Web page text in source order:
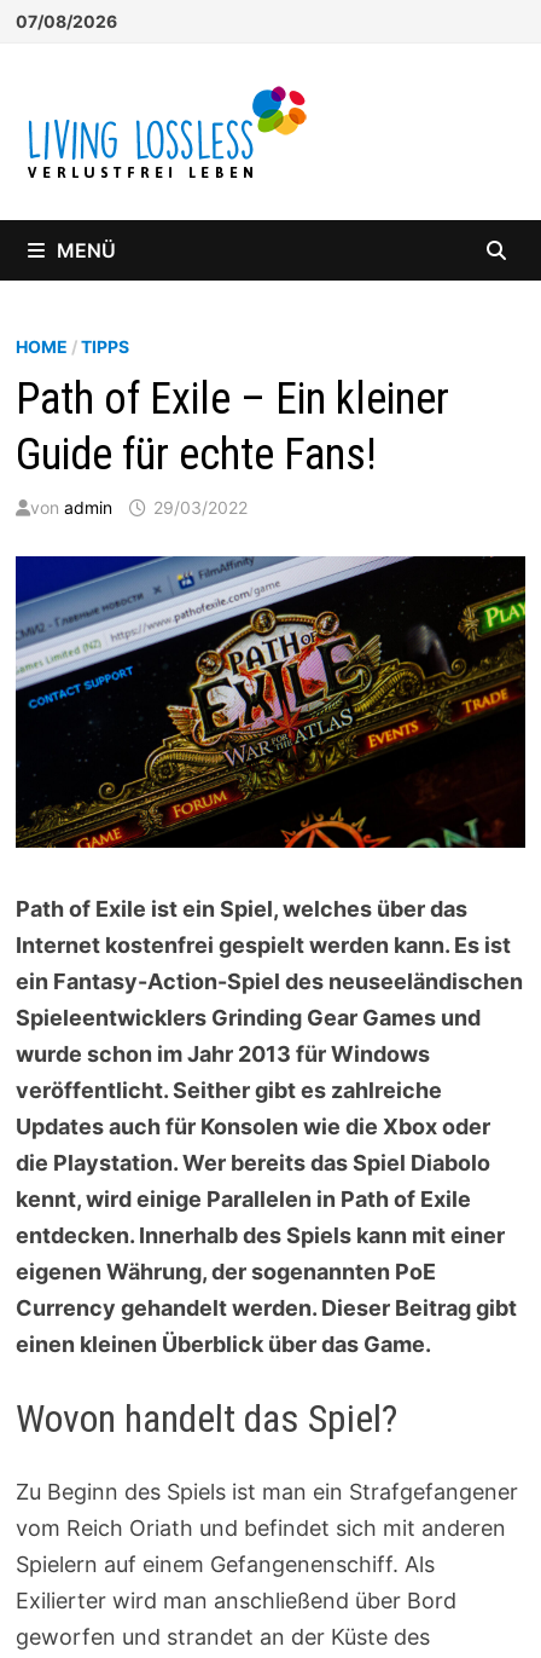
Zum
07/08/2026
MENÜ
HOME /TIPPS
Path of Exile – Ein kleiner
Guide für echte Fans!
von admin 29/03/2022
Path of Exile ist ein Spiel, welches über das
Internet kostenfrei gespielt werden kann. Es ist
ein Fantasy-Action-Spiel des neuseeländischen
Spieleentwicklers Grinding Gear Games und
wurde schon im Jahr 2013 für Windows
veröffentlicht. Seither gibt es zahlreiche
Updates auch für Konsolen wie die Xbox oder
die Playstation. Wer bereits das Spiel Diabolo
kennt, wird einige Parallelen in Path of Exile
entdecken. Innerhalb des Spiels kann mit einer
eigenen Währung, der sogenannten PoE
Currency gehandelt werden. Dieser Beitrag gibt
einen kleinen Überblick über das Game.
Wovon handelt das Spiel?
Zu Beginn des Spiels ist man ein Strafgefangener
vom Reich Oriath und befindet sich mit anderen
Spielern auf einem Gefangenenschiff. Als
Exilierter wird man anschließend über Bord
geworfen und strandet an der Küste des